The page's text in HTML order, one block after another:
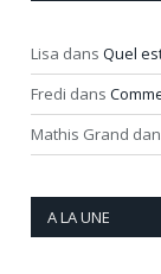
Lisa dans Quel
Fredi dans
Mathis Grand
A LA UNE